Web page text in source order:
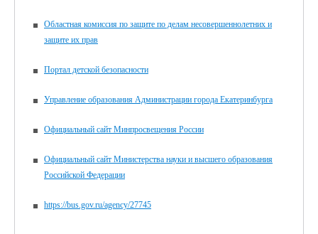
Областная комиссия по защите по делам несовершеннолетних и
защите их прав
Портал детской безопасности
Управление образования Администрации города Екатеринбурга
Официальный сайт Минпросвещения России
Официальный сайт Министерства науки и высшего образования
Российской Федерации
https://bus.gov.ru/agency/27745